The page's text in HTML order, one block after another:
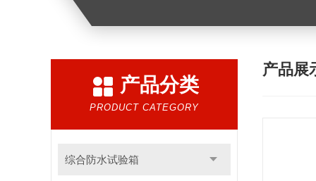
产品分类
PRODUCT CATEGORY
综合防水试验箱
产品展